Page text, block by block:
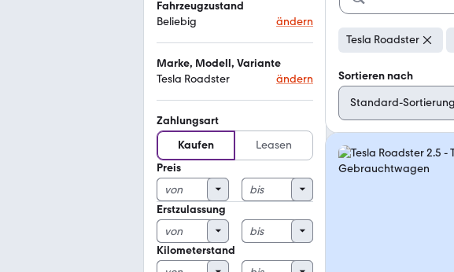
Fahrzeugzustand
Beliebig
ändern
Marke, Modell, Variante
Tesla Roadster
ändern
Zahlungsart
Kaufen
Leasen
Preis
Erstzulassung
Kilometerstand
Tesla Roadster
Sortieren nach